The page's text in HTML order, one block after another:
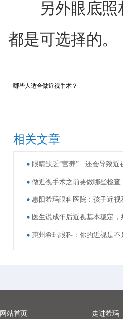
另外眼底照相
都是可选择的。
哪些人适合做近视手术？
相关文章
眼睛缺乏“营养”，还会导致近
做近视手术之前要做哪些检查
惠州希玛眼科：你的近视是不
网站首页 走进希玛